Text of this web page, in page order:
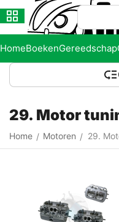
HomeBoekenGereedschap
29. Motor
Home / Motoren / 29.